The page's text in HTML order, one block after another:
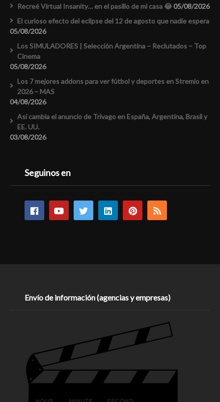
Recreé Virtual Insanity… en el pasillo de mi casa 😂05/08/2026
El curioso efecto del eclipse del 12 de agosto que nadie espera
05/08/2026
Los SIMULADORES | Selección Argentina – Reclutados – Top
Cinema
05/08/2026
Los 7 mejores addons para ver fútbol y deportes en Stremio en
2026 – MAS
04/08/2026
Así cambia el anuncio de Trivago en España, Argentina, Brasil y
EE. UU.
03/08/2026
Seguinos en
Envío de información (agencias y empresas)